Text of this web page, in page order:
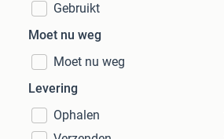
Gebruikt
Moet nu weg
Moet nu weg
Levering
Ophalen